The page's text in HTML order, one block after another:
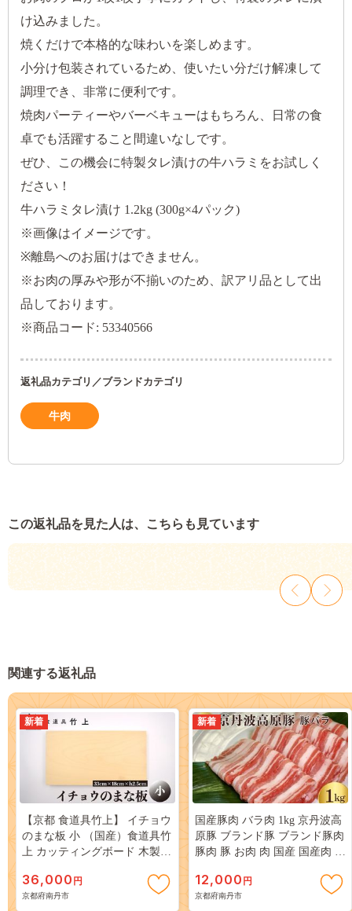
け込みました。
焼くだけで本格的な味わいを楽しめます。
小分け包装されているため、使いたい分だけ解凍して
調理でき、非常に便利です。
焼肉パーティーやバーベキューはもちろん、日常の食
卓でも活躍すること間違いなしです。
ぜひ、この機会に特製タレ漬けの牛ハラミをお試しく
ださい！
牛ハラミタレ漬け 1.2kg (300g×4パック)
※画像はイメージです。
※離島へのお届けはできません。
※お肉の厚みや形が不揃いのため、訳アリ品として出
品しております。
※商品コード: 53340566
返礼品カテゴリ／ブランドカテゴリ
牛肉
この返礼品を見た人は、こちらも見ています
関連する返礼品
新着
【京都 食道具竹上】 イチョウ
のまな板 小 （国産）食道具竹
上 カッティングボード 木製
ッチン用品 キッチン 雑貨 日
用品 いちょう
36,000 円
京都府南丹市
新着
国産豚肉 バラ肉 1kg 京丹波高
原豚 ブランド豚 ブランド豚肉
豚肉 豚 お肉 肉 国産 国産肉 炒
ぶ用 しゃぶしゃぶ用肉 豚しゃ
ぶ 豚しゃぶ肉 豚バラ 豚バラ
12,000 円
京都府南丹市